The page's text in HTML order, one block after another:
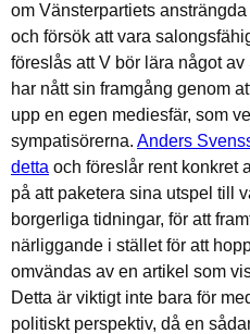
om Vänsterpartiets
och försök att vara
föreslås att V bör lära något
har nått sin framgång genom
upp en egen mediesfär, som
sympatisörerna. Anders
detta och föreslår rent konkret
på att paketera sina utspel till
borgerliga tidningar, för att
närliggande i stället för att
omvändas av en artikel som
Detta är viktigt inte bara för
politiskt perspektiv, då en